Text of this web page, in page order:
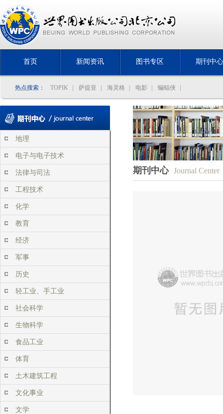
首页 新闻资讯 图书专区 期刊中心
热点搜索： TOPIK 萨提亚 海灵格 电影 蝙蝠侠
地理
电子与电子技术
法律与司法
工程技术
化学
教育
经济
军事
历史
轻工业、手工业
社会科学
生物科学
食品工业
体育
土木建筑工程
文化事业
文学
期刊中心 Journal Center